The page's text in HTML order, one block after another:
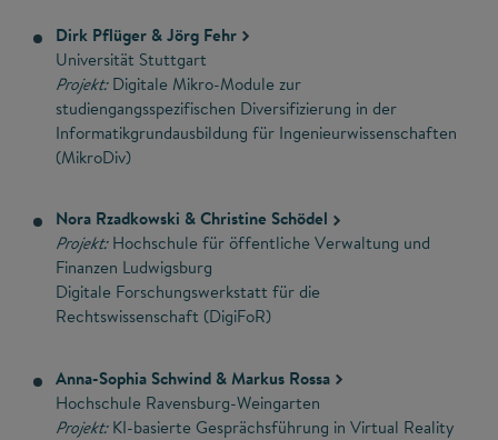
Dirk Pflüger & Jörg Fehr
Universität Stuttgart
Projekt:Digitale Mikro-Module zur
studiengangsspezifischen Diversifizierung in der
Informatikgrundausbildung für Ingenieurwissenschaften
(MikroDiv)
Nora Rzadkowski & Christine Schödel
Projekt:Hochschule für öffentliche Verwaltung und
Finanzen Ludwigsburg
Digitale Forschungswerkstatt für die
Rechtswissenschaft (DigiFoR)
Anna-Sophia Schwind & Markus Rossa
Hochschule Ravensburg-Weingarten
Projekt:KI-basierte Gesprächsführung in Virtual Reality